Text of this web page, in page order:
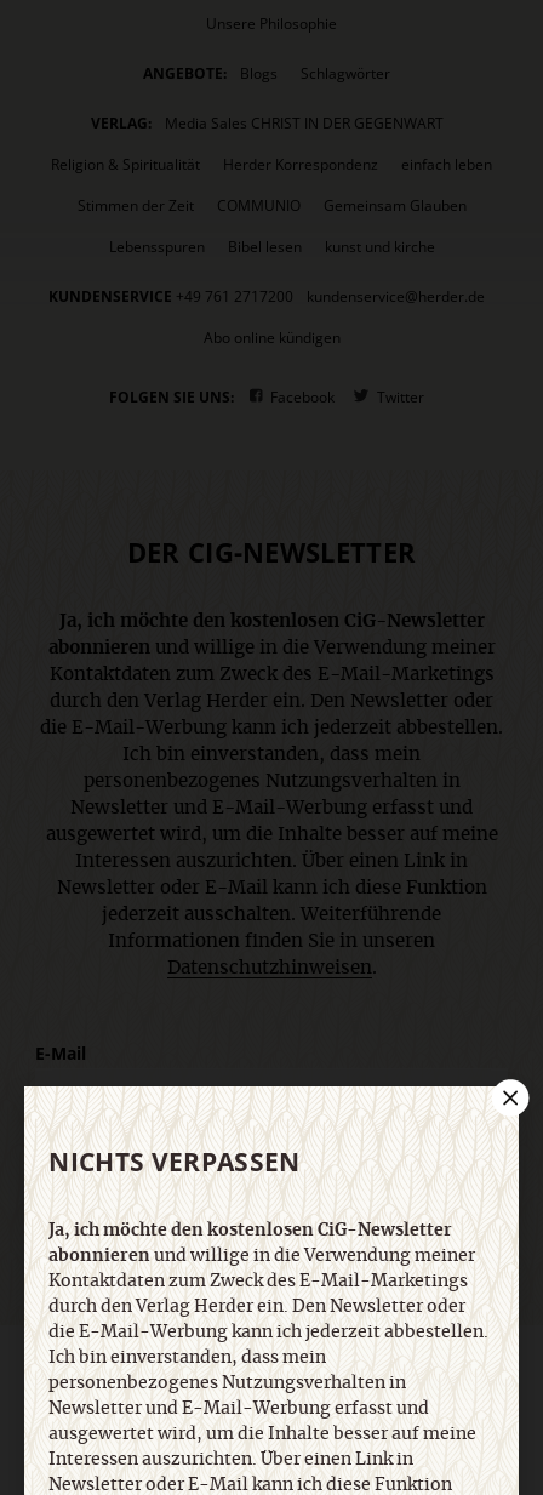
Unsere Philosophie
ANGEBOTE: Blogs Schlagwörter
VERLAG:
Media Sales CHRIST IN DER GEGENWART
Religion & Spiritualität
Herder Korrespondenz
einfach leben
Stimmen der Zeit
COMMUNIO
Gemeinsam Glauben
Lebensspuren
Bibel lesen kunst und kirche
KUNDENSERVICE +49 761 2717200
kundenservice@herder.de
Abo online kündigen
FOLGEN SIE UNS: Facebook Twitter
DER CIG-NEWSLETTER
Ja, ich möchte den kostenlosen CiG-Newsletter
abonnieren und willige in die Verwendung meiner
Kontaktdaten zum Zweck des E-Mail-Marketings
durch den Verlag Herder ein. Den Newsletter oder
die E-Mail-Werbung kann ich jederzeit abbestellen.
Ich bin einverstanden, dass mein
personenbezogenes Nutzungsverhalten in
Newsletter und E-Mail-Werbung erfasst und
ausgewertet wird, um die Inhalte besser auf meine
Interessen auszurichten. Über einen Link in
Newsletter oder E-Mail kann ich diese Funktion
jederzeit ausschalten. Weiterführende
Informationen finden Sie in unseren
Datenschutzhinweisen .
E-Mail
Jetzt anmelden
AGB und Widerrufsbelehrung Datenschutz
Barrierefreiheit
Impressum
Vertrag widerrufen Abo online kündigen
NICHTS VERPASSEN
Ja, ich möchte den kostenlosen CiG-Newsletter
abonnierenund willige in die Verwendung meiner
Kontaktdaten zum Zweck des E-Mail-Marketings
durch den Verlag Herder ein. Den Newsletter oder
die E-Mail-Werbung kann ich jederzeit abbestellen.
Ich bin einverstanden, dass mein
personenbezogenes Nutzungsverhalten in
Newsletter und E-Mail-Werbung erfasst und
ausgewertet wird, um die Inhalte besser auf meine
Interessen auszurichten. Über einen Link in
Newsletter oder E-Mail kann ich diese Funktion